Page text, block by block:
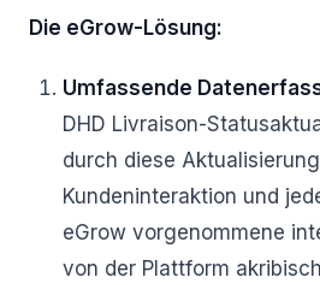
Die eGrow-Lösung:
Umfassende
DHD Livraison-
durch diese
Kundeninteraktion und
eGrow vorgenommene
von der Plattform